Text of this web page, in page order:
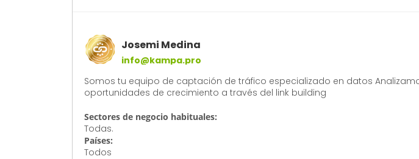
Josemi Medina
info@kampa.pro
Somos tu equipo de captación de tráfico especializado en datos
oportunidades de crecimiento a través del link building
Sectores de negocio habituales:
Todas.
Países:
Todos